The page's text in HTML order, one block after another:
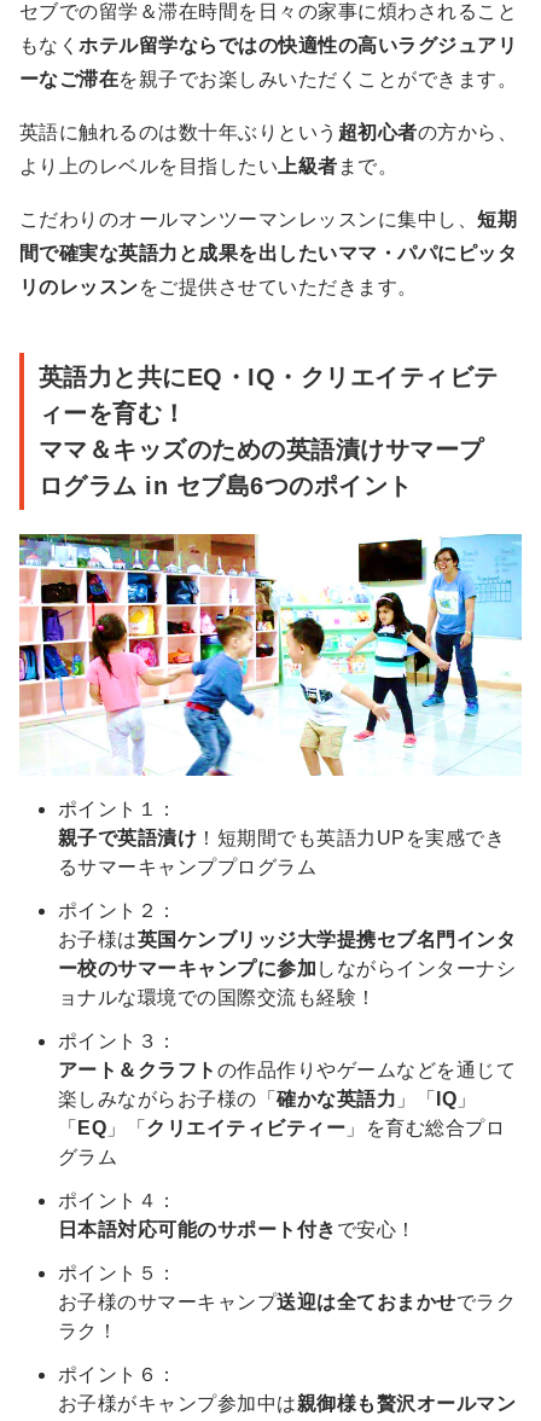
セブでの留学＆滞在時間を日々の家事に煩わされること
もなくホテル留学ならではの快適性の高いラグジュアリ
ーなご滞在を親子でお楽しみいただくことができます。
英語に触れるのは数十年ぶりという 超初心者の方から、
より上のレベルを目指したい 上級者 まで。
こだわりのオールマンツーマンレッスンに集中し、短期
間で確実な英語力と成果を出したいママ・パパにピッタ
リのレッスンをご提供させていただきます。
英語力と共にEQ・IQ・クリエイティビテ
ィーを育む！
ママ＆キッズのための英語漬けサマープ
ログラム in セブ島6つのポイント
ポイント１：
親子で英語漬け ！短期間でも英語力UPを実感でき
るサマーキャンププログラム
ポイント２：
お子様は英国ケンブリッジ大学提携セブ名門インタ
ー校のサマーキャンプに参加 しながらインターナシ
ョナルな環境での国際交流も経験！
ポイント３：
アート＆クラフト の作品作りやゲームなどを通じて
楽しみながらお子様の「確かな英語力 」「 IQ 」
「 EQ 」「 クリエイティビティー 」を育む総合プロ
グラム
ポイント４：
日本語対応可能のサポート付き で安心！
ポイント５：
お子様のサマーキャンプ送迎は全ておまかせでラク
ラク！
ポイント６：
お子様がキャンプ参加中は親御様も贅沢オールマン